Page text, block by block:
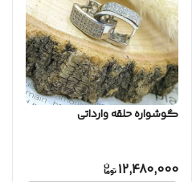
گوشواره حلقه وارداتی
12,480,000